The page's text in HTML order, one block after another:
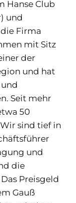
Hanse Club
und
Firma
mit Sitz
der
und hat
Seit mehr
50
sind tief in
und
die
Preisgeld
Gauß